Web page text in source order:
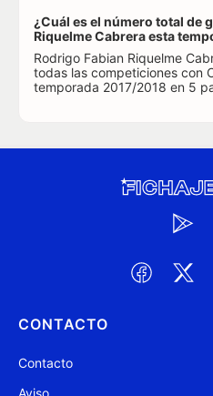
¿Cuál es el número total de
Riquelme Cabrera esta
Rodrigo Fabian Riquelme
todas las competiciones con
temporada 2017/2018 en 5
CONTACTO
Contacto
Aviso